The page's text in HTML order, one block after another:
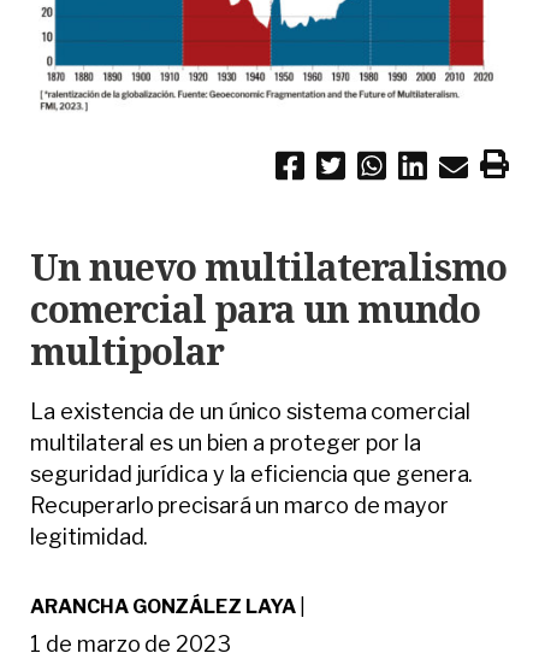
Un nuevo multilateralismo
comercial para un mundo
multipolar
La existencia de un único sistema comercial
multilateral es un bien a proteger por la
seguridad jurídica y la eficiencia que genera.
Recuperarlo precisará un marco de mayor
legitimidad.
ARANCHA GONZÁLEZ LAYA|
1 de marzo de 2023